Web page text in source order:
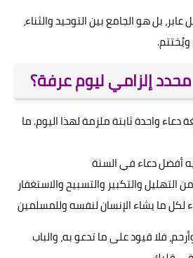
بل هو الجامع بين التوحيد والثناء،
إلزامي ليوم عرفة؟
واحدة ثابتة ملزمة لهذا اليوم. ما
أفضل دعاء في السنة
التهليل والتكبير والتسبيح والاستغفار
لكل ما يشاء الإنسان لنفسه وللمسلمين
فلا قيود على ما تدعو به، والباب